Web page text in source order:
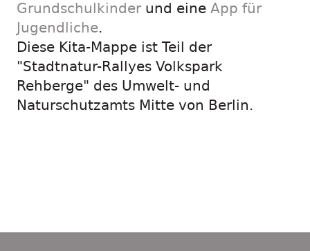
Grundschulkinderund eine App für
Jugendliche.
Diese Kita-Mappe ist Teil der
"Stadtnatur-Rallyes Volkspark
Rehberge" des Umwelt- und
Naturschutzamts Mitte von Berlin.